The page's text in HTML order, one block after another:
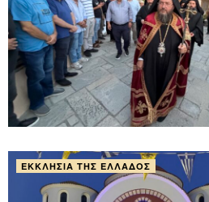
ΕΚΚΛΗΣΊΑ ΤΗΣ ΕΛΛΆΔΟΣ